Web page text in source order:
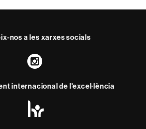
nos a les xarxes socials
Instagram
internacional de l'excel·lència